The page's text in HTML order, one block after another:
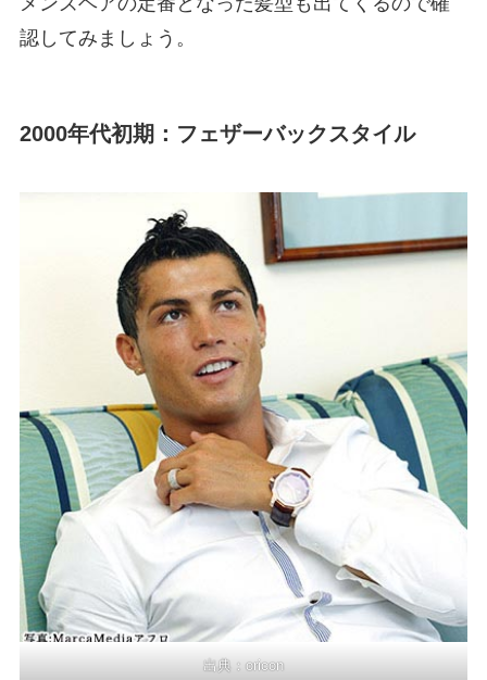
認してみましょう。
2000年代初期：フェザーバックスタイル
出典： oricon